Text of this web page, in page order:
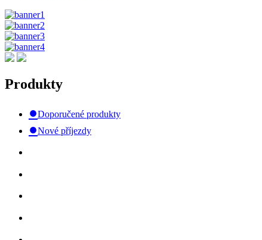
Produkty
●Doporučené produkty
●Nové příjezdy